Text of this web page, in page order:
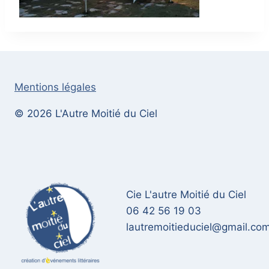
Mentions légales
© 2026 L'Autre Moitié du Ciel
Cie L'autre Moitié du Ciel
06 42 56 19 03